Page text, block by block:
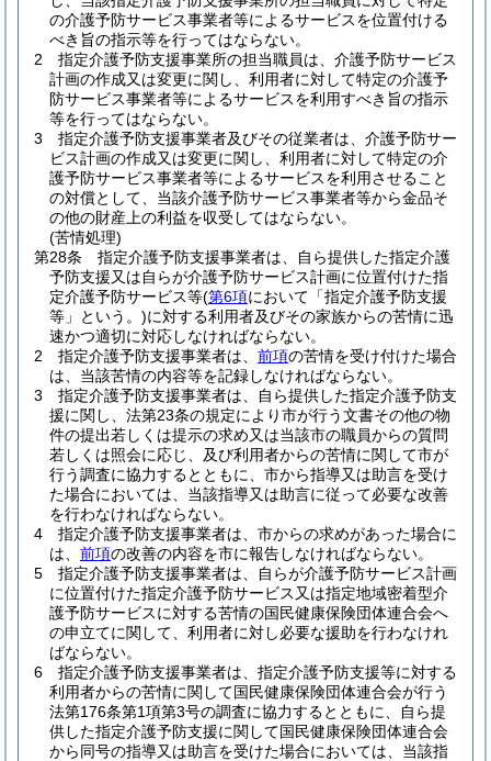
の介護予防サービス事業者等によるサービスを位置付ける
べき旨の指示等を行ってはならない。
2
指定介護予防支援事業所の担当職員は、介護予防サービス
計画の作成又は変更に関し、利用者に対して特定の介護予
防サービス事業者等によるサービスを利用すべき旨の指示
等を行ってはならない。
3
指定介護予防支援事業者及びその従業者は、介護予防サー
ビス計画の作成又は変更に関し、利用者に対して特定の介
護予防サービス事業者等によるサービスを利用させること
の対償として、当該介護予防サービス事業者等から金品そ
の他の財産上の利益を収受してはならない。
(苦情処理)
第28条
指定介護予防支援事業者は、自ら提供した指定介護
予防支援又は自らが介護予防サービス計画に位置付けた指
定介護予防サービス等(第6項において「指定介護予防支援
等」という。)に対する利用者及びその家族からの苦情に迅
速かつ適切に対応しなければならない。
2
指定介護予防支援事業者は、 前項の苦情を受け付けた場合
は、当該苦情の内容等を記録しなければならない。
3
指定介護予防支援事業者は、自ら提供した指定介護予防支
援に関し、法第23条の規定により市が行う文書その他の物
件の提出若しくは提示の求め又は当該市の職員からの質問
若しくは照会に応じ、及び利用者からの苦情に関して市が
行う調査に協力するとともに、市から指導又は助言を受け
た場合においては、当該指導又は助言に従って必要な改善
を行わなければならない。
4
指定介護予防支援事業者は、市からの求めがあった場合に
は、 前項の改善の内容を市に報告しなければならない。
5
指定介護予防支援事業者は、自らが介護予防サービス計画
に位置付けた指定介護予防サービス又は指定地域密着型介
護予防サービスに対する苦情の国民健康保険団体連合会へ
の申立てに関して、利用者に対し必要な援助を行わなけれ
ばならない。
6
指定介護予防支援事業者は、指定介護予防支援等に対する
利用者からの苦情に関して国民健康保険団体連合会が行う
法第176条第1項第3号の調査に協力するとともに、自ら提
供した指定介護予防支援に関して国民健康保険団体連合会
から同号の指導又は助言を受けた場合においては、当該指